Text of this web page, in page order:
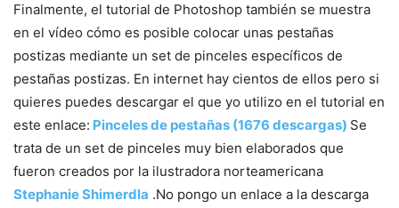
Finalmente, el tutorial de Photoshop también se muestra
en el vídeo cómo es posible colocar unas pestañas
postizas mediante un set de pinceles específicos de
pestañas postizas. En internet hay cientos de ellos pero si
quieres puedes descargar el que yo utilizo en el tutorial en
este enlace: Pinceles de pestañas (1676 descargas) Se
trata de un set de pinceles muy bien elaborados que
fueron creados por la ilustradora norteamericana
Stephanie Shimerdla .No pongo un enlace a la descarga